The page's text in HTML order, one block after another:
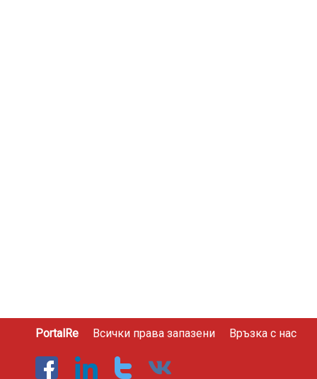
PortalRe Всички права запазени Връзка с нас